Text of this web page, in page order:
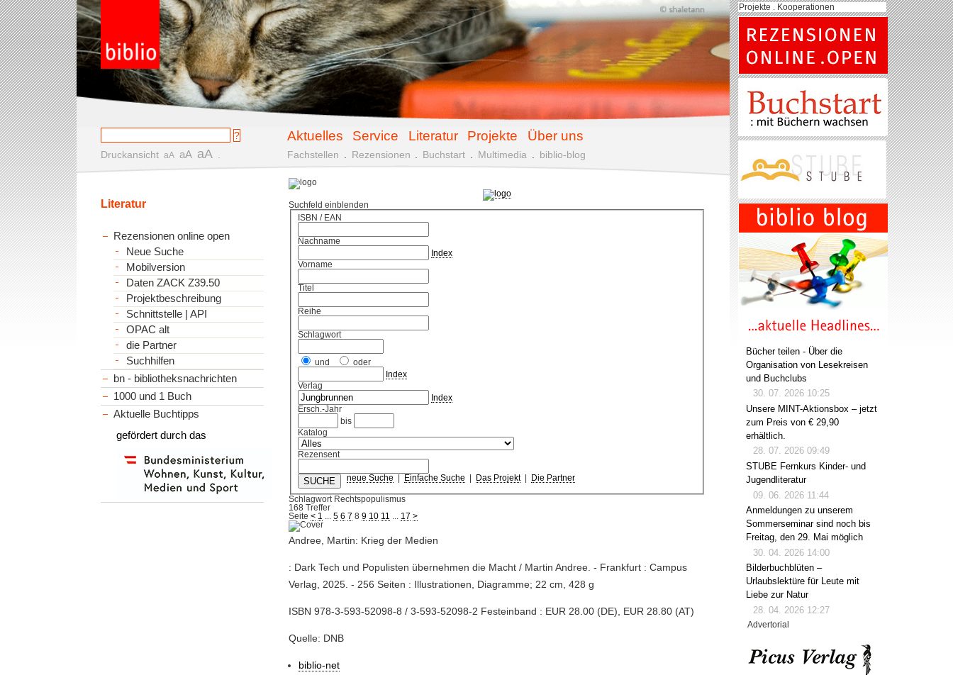
Aktuelles Service Literatur Projekte Über uns
Druckansicht aA aA aA Fachstellen Rezensionen Buchstart Multimedia biblio-blog
Suchfeld einblenden
ISBN / EAN
Nachname
Index
Vorname
Titel
Reihe
Schlagwort
und
oder
Index
Verlag
Index
Ersch.-Jahr
bis
Katalog
Rezensent
neue Suche Einfache Suche Das Projekt| Die Partner
Schlagwort Rechtspopulismus
168 Treffer
Seite< 1 ...5 6 7 8 9 10 11 17 >
Andree, Martin: Krieg der Medien
: Dark Tech und Populisten übernehmen die Macht / Martin Andree. - Frankfurt : Campus
Verlag, 2025. - 256 Seiten : Illustrationen, Diagramme; 22 cm, 428 g
ISBN 978-3-593-52098-8 / 3-593-52098-2 Festeinband : EUR 28.00 (DE), EUR 28.80 (AT)
Quelle: DNB
biblio-net
Literatur
Rezensionen online open
Neue Suche
Mobilversion
Daten ZACK Z39.50
Projektbeschreibung
Schnittstelle | API
OPAC alt
die Partner
Suchhilfen
bn - bibliotheksnachrichten
1000 und 1 Buch
Aktuelle Buchtipps
gefördert durch das
Projekte . Kooperationen
Bücher teilen - Über die
Organisation von Lesekreisen
und Buchclubs
30. 07. 2026 10:25
Unsere MINT-Aktionsbox – jetzt
zum Preis von € 29,90
erhältlich.
28. 07. 2026 09:49
STUBE Fernkurs Kinder- und
Jugendliteratur
09. 06. 2026 11:44
Anmeldungen zu unserem
Sommerseminar sind noch bis
Freitag, den 29. Mai möglich
30. 04. 2026 14:00
Bilderbuchblüten –
Urlaubslektüre für Leute mit
Liebe zur Natur
28. 04. 2026 12:27
Advertorial